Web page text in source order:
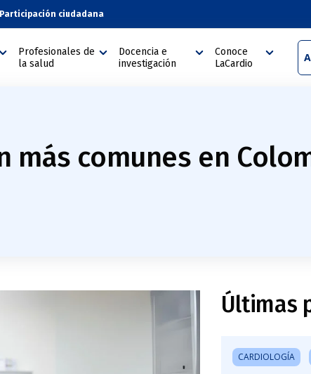
Participación ciudadana
Profesionales de
la salud
Docencia e
investigación
Conoce
LaCardio
más comunes en
Últimas
CARDIOLOGÍA